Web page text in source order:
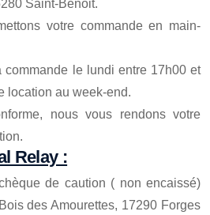
Saint-Benoit.
votre commande en main-
commande le lundi entre 17h00 et
location au week-end.
nous vous rendons votre
Relay :
de caution ( non encaissé)
des Amourettes, 17290 Forges